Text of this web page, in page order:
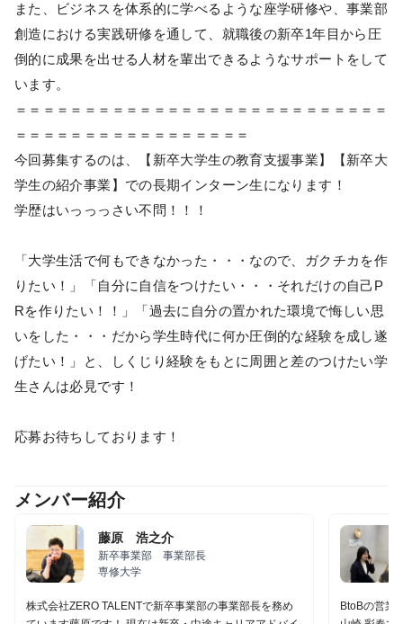
また、ビジネスを体系的に学べるような座学研修や、事業部
創造における実践研修を通して、就職後の新卒1年目から圧
倒的に成果を出せる人材を輩出できるようなサポートをして
います。
＝＝＝＝＝＝＝＝＝＝＝＝＝＝＝＝＝＝＝＝＝＝＝＝＝＝＝
＝＝＝＝＝＝＝＝＝＝＝＝＝＝＝＝＝
今回募集するのは、【新卒大学生の教育支援事業】【新卒大
学生の紹介事業】での長期インターン生になります！
学歴はいっっっさい不問！！！
「大学生活で何もできなかった・・・なので、ガクチカを作
りたい！」「自分に自信をつけたい・・・それだけの自己P
Rを作りたい！！」「過去に自分の置かれた環境で悔しい思
いをした・・・だから学生時代に何か圧倒的な経験を成し遂
げたい！」と、しくじり経験をもとに周囲と差のつけたい学
生さんは必見です！
応募お待ちしております！
メンバー紹介
藤原 浩之介
新卒事業部 事業部長
専修大学
株式会社ZERO TALENTで新卒事業部の事業部長を務め
BtoBの営業